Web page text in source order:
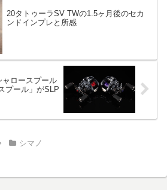
20タトゥーラSV TWの1.5ヶ月後のセカ
ンドインプレと所感
ロースプール
プール」がSLP
シマノ